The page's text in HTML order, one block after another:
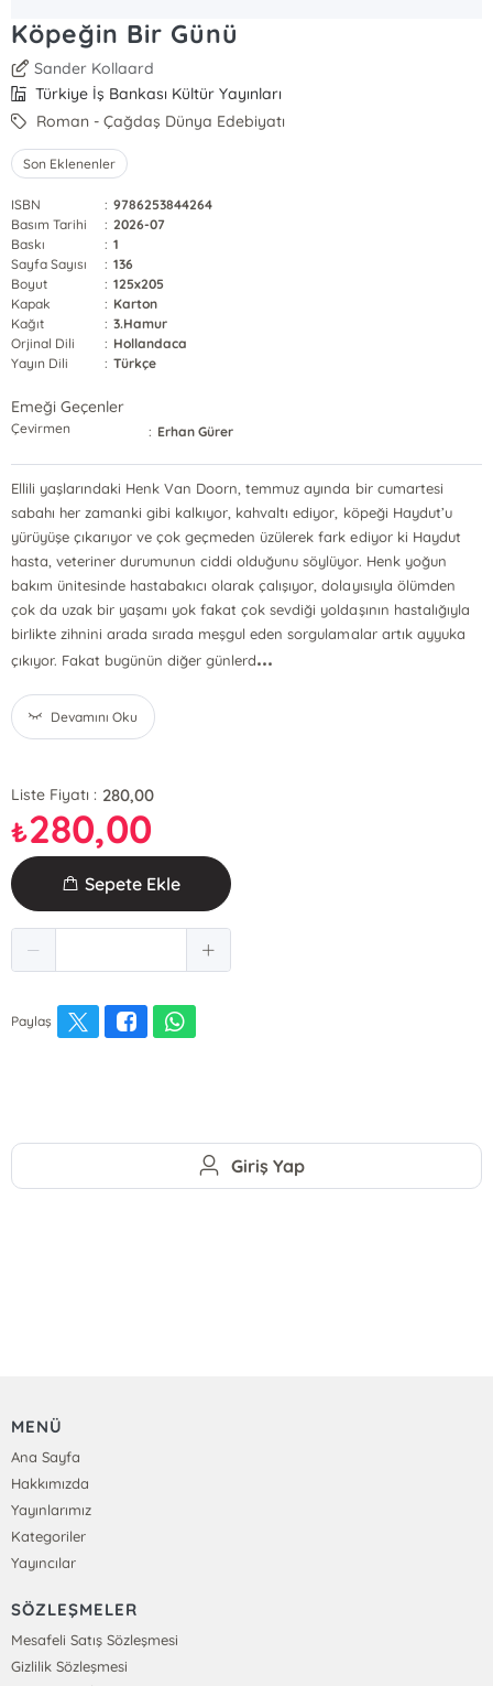
Köpeğin Bir Günü
Sander Kollaard
Türkiye İş Bankası Kültür Yayınları
Roman - Çağdaş Dünya Edebiyatı
Son Eklenenler
ISBN : 9786253844264
Basım Tarihi
: 2026-07
Baskı
: 1
Sayfa Sayısı
: 136
Boyut
: 125x205
Kapak
: Karton
Kağıt
: 3.Hamur
Orjinal Dili
: Hollandaca
Yayın Dili
: Türkçe
Emeği Geçenler
Çevirmen : Erhan Gürer
Ellili yaşlarındaki Henk Van Doorn, temmuz ayında bir cumartesi
sabahı her zamanki gibi kalkıyor, kahvaltı ediyor, köpeği Haydut’u
yürüyüşe çıkarıyor ve çok geçmeden üzülerek fark ediyor ki Haydut
hasta, veteriner durumunun ciddi olduğunu söylüyor. Henk yoğun
bakım ünitesinde hastabakıcı olarak çalışıyor, dolayısıyla ölümden
çok da uzak bir yaşamı yok fakat çok sevdiği yoldaşının hastalığıyla
birlikte zihnini arada sırada meşgul eden sorgulamalar artık ayyuka
çıkıyor. Fakat bugünün diğer günlerd...
Devamını Oku
Liste Fiyatı : 280,00
₺280,00
Sepete Ekle
Paylaş
Giriş Yap
MENÜ
Ana Sayfa
Hakkımızda
Yayınlarımız
Kategoriler
Yayıncılar
SÖZLEŞMELER
Mesafeli Satış Sözleşmesi
Gizlilik Sözleşmesi